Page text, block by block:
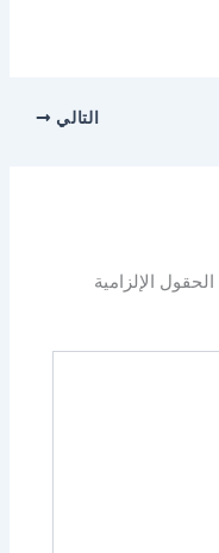
التالي
الحقول الإلزامية